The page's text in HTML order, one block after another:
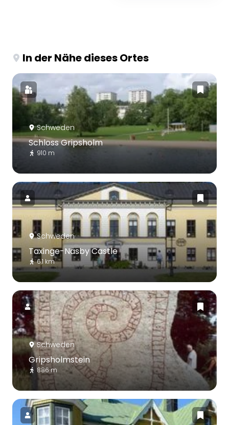
In der Nähe dieses Ortes
Schweden
Schloss Gripsholm
910 m
Schweden
Taxinge-Näsby Castle
6.1 km
Schweden
Gripsholmstein
886 m